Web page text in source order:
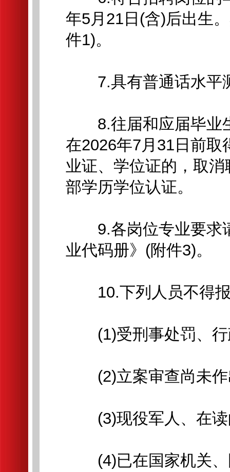
年5月21日(含)后出生
件1)。
7.具有普通话水平
8.往届和应届毕业
在2026年7月31日前取
业证、学位证的，取
部学历学位认证。
9.各岗位专业要求
业代码册》(附件3)。
10.下列人员不得
(1)受刑事处罚、行
(2)立案审查尚未作
(3)现役军人、在读
(4)已在国家机关、